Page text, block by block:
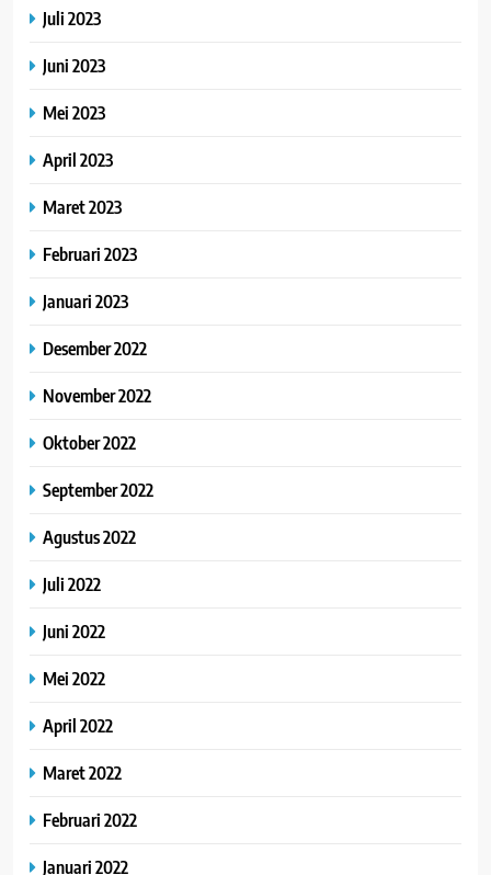
Juli 2023
Juni 2023
Mei 2023
April 2023
Maret 2023
Februari 2023
Januari 2023
Desember 2022
November 2022
Oktober 2022
September 2022
Agustus 2022
Juli 2022
Juni 2022
Mei 2022
April 2022
Maret 2022
Februari 2022
Januari 2022